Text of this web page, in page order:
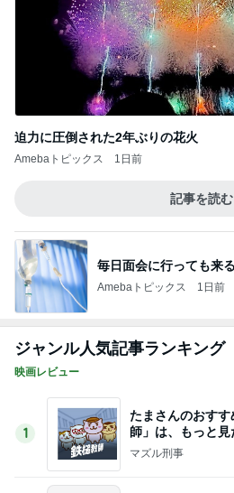
迫力に圧倒された2年ぶりの花火
Amebaトピックス 1日前
記事を読む
毎日面会に行っても来
Amebaトピックス 1日前
ジャンル人気記事ランキング
映画レビュー
1
たまさんのおす
師」は、もっと見
0話完？
マズル刑事